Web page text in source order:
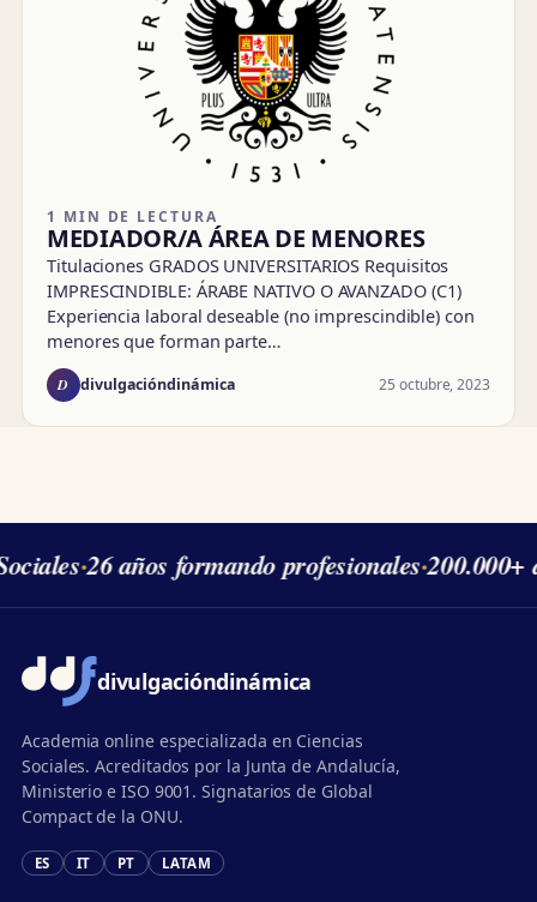
1 MIN DE LECTURA
MEDIADOR/A ÁREA DE MENORES
Titulaciones GRADOS UNIVERSITARIOS Requisitos
IMPRESCINDIBLE: ÁRABE NATIVO O AVANZADO (C1)
Experiencia laboral deseable (no imprescindible) con
menores que forman parte…
D divulgacióndinámica 25 octubre, 2023
·26 años formando profesionales·200.000+
divulgacióndinámica
Academia online especializada en Ciencias
Sociales. Acreditados por la Junta de Andalucía,
Ministerio e ISO 9001. Signatarios de Global
Compact de la ONU.
ES IT PT LATAM